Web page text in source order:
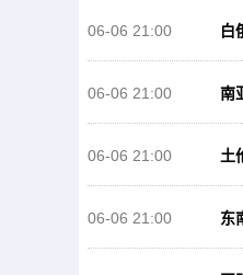
06-06 21:00 白
06-06 21:00 南
06-06 21:00 土
06-06 21:00 东